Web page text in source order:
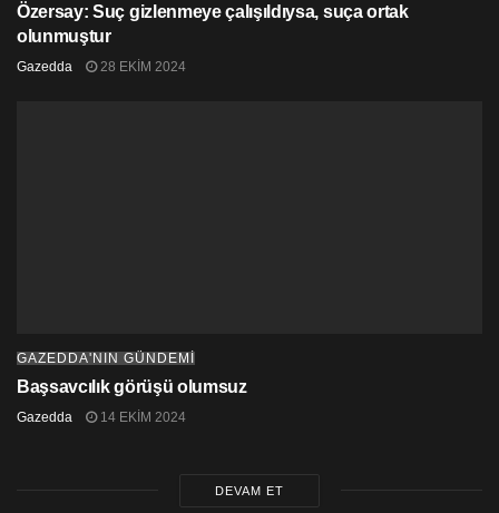
Özersay: Suç gizlenmeye çalışıldıysa, suça ortak
olunmuştur
Gazedda 28 EKIM 2024
GAZEDDA'NIN GÜNDEMİ
Başsavcılık görüşü olumsuz
Gazedda 14 EKIM 2024
DEVAM ET